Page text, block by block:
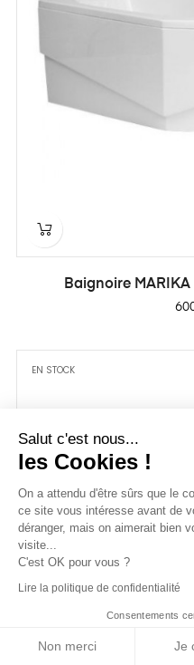
Baignoire
EN STOCK
Salut c'est nous...
les Cookies !
On a attendu d'être sûrs que le
ce site vous intéresse avant de
déranger, mais on aimerait bien
visite...
C'est OK pour vous ?
Lire la politique de confidentialité
Consentements
Non merci Je